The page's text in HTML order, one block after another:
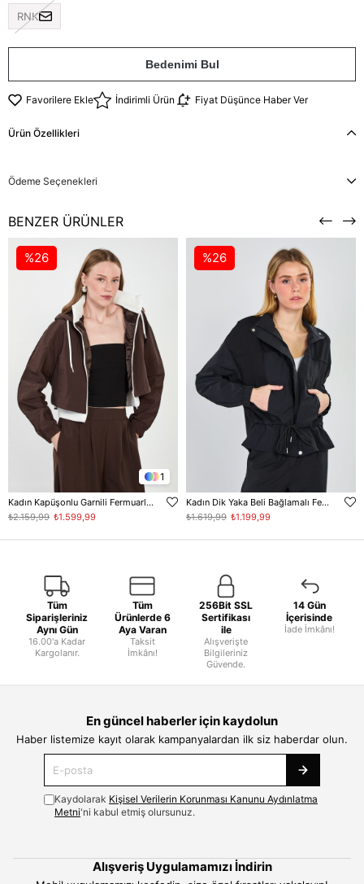
RNK
Bedenimi Bul
Favorilere Ekle İndirimli Ürün Fiyat Düşünce Haber Ver
Ürün Özellikleri
Ödeme Seçenekleri
BENZER ÜRÜNLER
1
Kadın Kapüşonlu Garnili Fermuarlı Mont - Acı Kahve
₺1.599,99
₺2.159,99
%26
Kadın Dik Yaka Beli Bağlamalı Fermuarlı Mont - Siyah
₺1.199,99
₺1.619,99
%26
Tüm
Siparişleriniz
Aynı Gün
16.00'a Kadar
Kargolanır.
Tüm
Ürünlerde 6
Aya Varan
Taksit
İmkânı!
256Bit SSL
Sertifikası
ile
Alışverişte
Bilgileriniz
Güvende.
14 Gün
İçerisinde
İade İmkânı!
En güncel haberler için kaydolun
Haber listemize kayıt olarak kampanyalardan ilk siz haberdar olun.
Kaydolarak Kişisel Verilerin Korunması Kanunu Aydınlatma
Metni'ni kabul etmiş olursunuz.
Alışveriş Uygulamamızı İndirin